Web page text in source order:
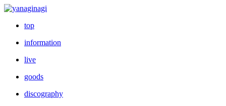
top
information
live
goods
discography